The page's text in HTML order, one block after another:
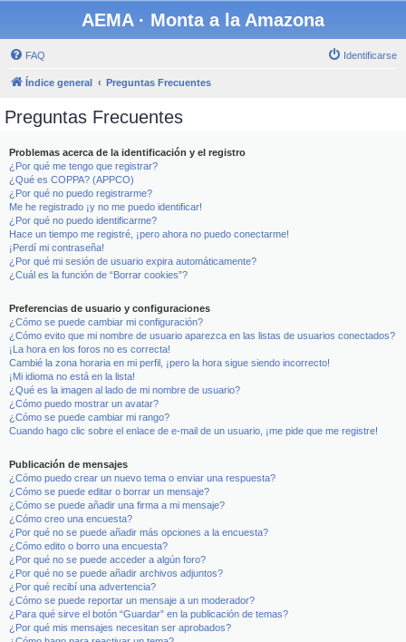
AEMA · Monta a la Amazona
FAQ Identificarse
Índice general Preguntas Frecuentes
Preguntas Frecuentes
Problemas acerca de la identificación y el registro
¿Por qué me tengo que registrar?
¿Qué es COPPA? (APPCO)
¿Por qué no puedo registrarme?
Me he registrado ¡y no me puedo identificar!
¿Por qué no puedo identificarme?
Hace un tiempo me registré, ¡pero ahora no puedo conectarme!
¡Perdí mi contraseña!
¿Por qué mi sesión de usuario expira automáticamente?
¿Cuál es la función de “Borrar cookies”?
Preferencias de usuario y configuraciones
¿Cómo se puede cambiar mi configuración?
¿Cómo evito que mi nombre de usuario aparezca en las listas de usuarios conectados?
¡La hora en los foros no es correcta!
Cambié la zona horaria en mi perfil, ¡pero la hora sigue siendo incorrecto!
¡Mi idioma no está en la lista!
¿Qué es la imagen al lado de mi nombre de usuario?
¿Cómo puedo mostrar un avatar?
¿Cómo se puede cambiar mi rango?
Cuando hago clic sobre el enlace de e-mail de un usuario, ¡me pide que me registre!
Publicación de mensajes
¿Cómo puedo crear un nuevo tema o enviar una respuesta?
¿Cómo se puede editar o borrar un mensaje?
¿Cómo se puede añadir una firma a mi mensaje?
¿Cómo creo una encuesta?
¿Por qué no se puede añadir más opciones a la encuesta?
¿Cómo edito o borro una encuesta?
¿Por qué no se puede acceder a algún foro?
¿Por qué no se puede añadir archivos adjuntos?
¿Por qué recibí una advertencia?
¿Cómo se puede reportar un mensaje a un moderador?
¿Para qué sirve el botón “Guardar” en la publicación de temas?
¿Por qué mis mensajes necesitan ser aprobados?